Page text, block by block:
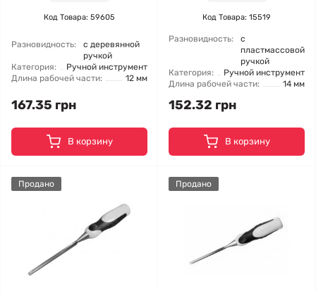
Код Товара: 59605
Разновидность:
с деревянной
ручкой
Категория:
Ручной инструмент
Длина рабочей части:
12 мм
167.35 грн
В корзину
Код Товара: 15519
Разновидность:
с
пластмассовой
ручкой
Категория:
Ручной инструмент
Длина рабочей части:
14 мм
152.32 грн
В корзину
Продано Продано